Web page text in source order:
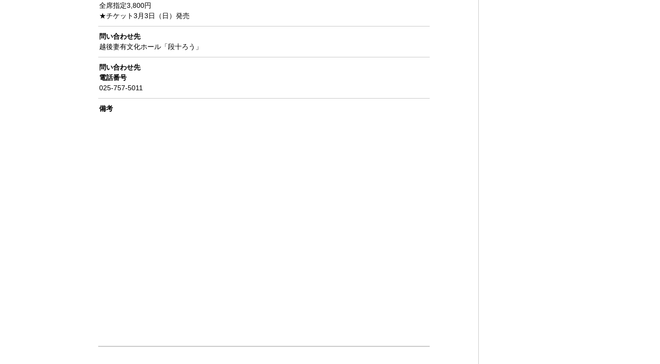
全席指定3,800円
★チケット3月3日（日）発売
問い合わせ先
越後妻有文化ホール「段十ろう」
問い合わせ先
電話番号
025-757-5011
備考